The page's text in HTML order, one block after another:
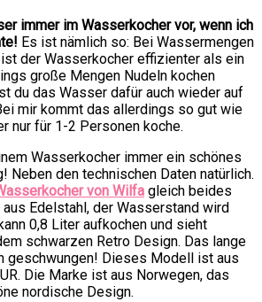
immer im Wasserkocher vor, wenn ich
Es ist nämlich so: Bei Wassermengen
der Wasserkocher effizienter als ein
große Mengen Nudeln kochen
du das Wasser dafür auch wieder auf
mir kommt das allerdings so gut wie
nur für 1-2 Personen koche.
Wasserkocher immer ein schönes
Neben den technischen Daten natürlich.
von Wilfa gleich beides
Edelstahl, der Wasserstand wird
0,8 Liter aufkochen und sieht
schwarzen Retro Design. Das lange
geschwungen! Dieses Modell ist aus
Die Marke ist aus Norwegen, das
nordische Design.